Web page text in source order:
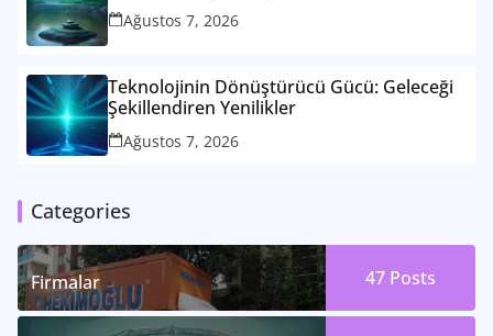
Ağustos 7, 2026
Teknolojinin Dönüştürücü Gücü: Geleceği
Şekillendiren Yenilikler
Ağustos 7, 2026
Categories
Firmalar 47 Posts